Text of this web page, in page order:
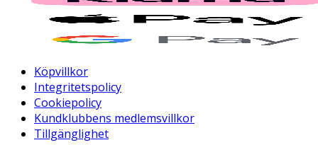
Köpvillkor
Integritetspolicy
Cookiepolicy
Kundklubbens medlemsvillkor
Tillgänglighet